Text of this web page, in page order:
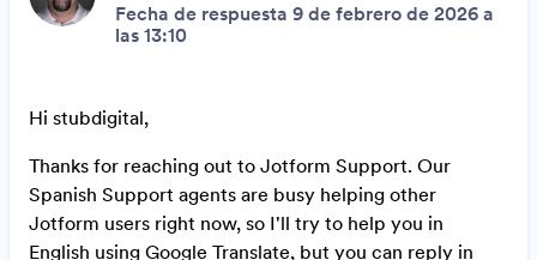
Fecha de respuesta 9 de febrero de 2026 a
las 13:10
Hi stubdigital,
Thanks for reaching out to Jotform Support. Our
Spanish Support agents are busy helping other
Jotform users right now, so I'll try to help you in
English using Google Translate, but you can reply in